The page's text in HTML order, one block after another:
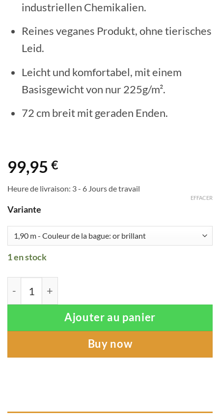
industriellen Chemikalien.
Reines veganes Produkt, ohne tierisches
Leid.
Leicht und komfortabel, mit einem
Basisgewicht von nur 225g/m².
72 cm breit mit geraden Enden.
99,95 €
Heure de livraison: 3 - 6 Jours de travail
Variante
EFFACER
1 en stock
Ajouter au panier
Buy now